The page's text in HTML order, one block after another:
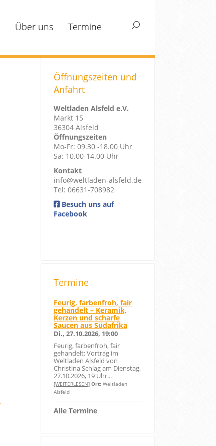
Über uns Termine Search:
Öffnungszeiten und
Anfahrt
Weltladen Alsfeld e.V.
Markt 15
36304 Alsfeld
Öffnungszeiten
Mo-Fr: 09.30 -18.00 Uhr
Sa: 10.00-14.00 Uhr
Kontakt
info@weltladen-alsfeld.de
Tel: 06631-708982
Besuch uns auf
Facebook
Termine
Feurig, farbenfroh, fair
gehandelt – Keramik,
Kerzen und scharfe
Saucen aus Südafrika
Di., 27.10.2026, 19:00
Feurig, farbenfroh, fair
gehandelt: Vortrag im
Weltladen Alsfeld von
Christina Schlag am Dienstag,
27.10.2026, 19 Uhr...
[WEITERLESEN] Ort: Weltladen
Alsfeld
Alle Termine